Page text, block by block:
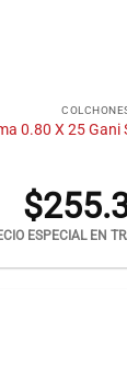
0.80 X 25 Gani
$
ESPECIAL EN